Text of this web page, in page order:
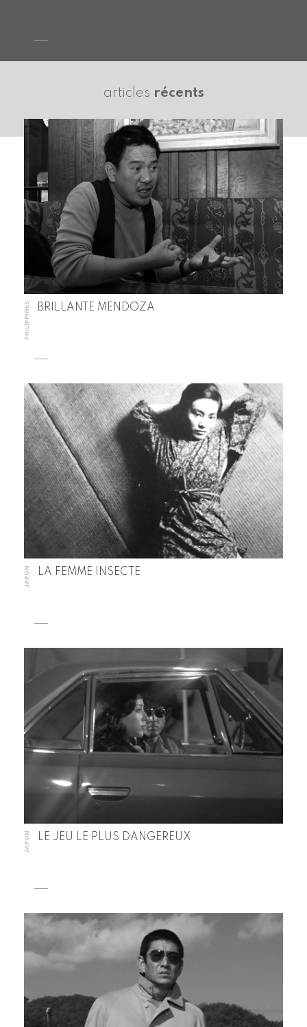
articles récents
PHILIPPINES BRILLANTE MENDOZA
JAPON LA FEMME INSECTE
JAPON LE JEU LE PLUS DANGEREUX